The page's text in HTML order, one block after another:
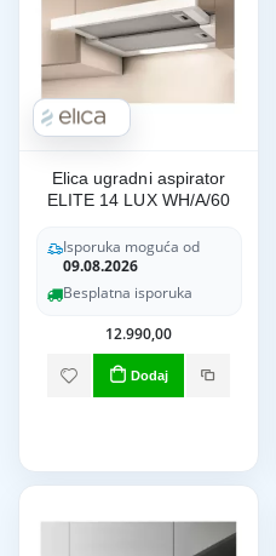
Elica ugradni aspirator
ELITE 14 LUX WH/A/60
Isporuka moguća od
09.08.2026
Besplatna isporuka
12.990,00
Dodaj